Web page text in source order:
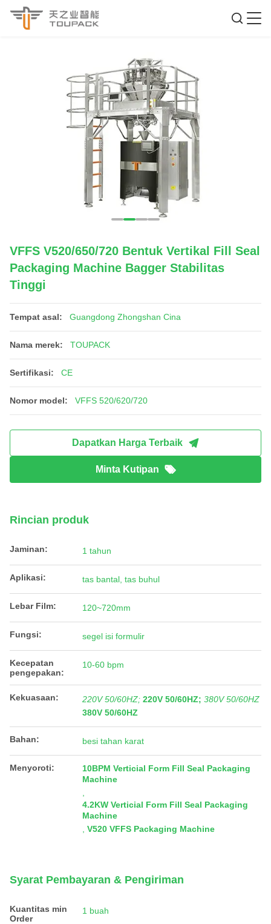
VFFS V520/650/720 Bentuk Vertikal Fill Seal
Packaging Machine Bagger Stabilitas
Tinggi
Tempat asal: Guangdong Zhongshan Cina
Nama merek: TOUPACK
Sertifikasi: CE
Nomor model: VFFS 520/620/720
Dapatkan Harga Terbaik
Minta Kutipan
Rincian produk
Jaminan: 1 tahun
Aplikasi: tas bantal, tas buhul
Lebar Film: 120~720mm
Fungsi: segel isi formulir
Kecepatan
pengepakan:
10-60 bpm
Kekuasaan: 220V 50/60HZ; 220V 50/60HZ; 380V 50/60HZ
380V 50/60HZ
Bahan: besi tahan karat
Menyoroti:
10BPM Verticial Form Fill Seal Packaging
Machine
4.2KW Verticial Form Fill Seal Packaging
Machine
V520 VFFS Packaging Machine
Syarat Pembayaran & Pengiriman
Kuantitas min
Order
1 buah